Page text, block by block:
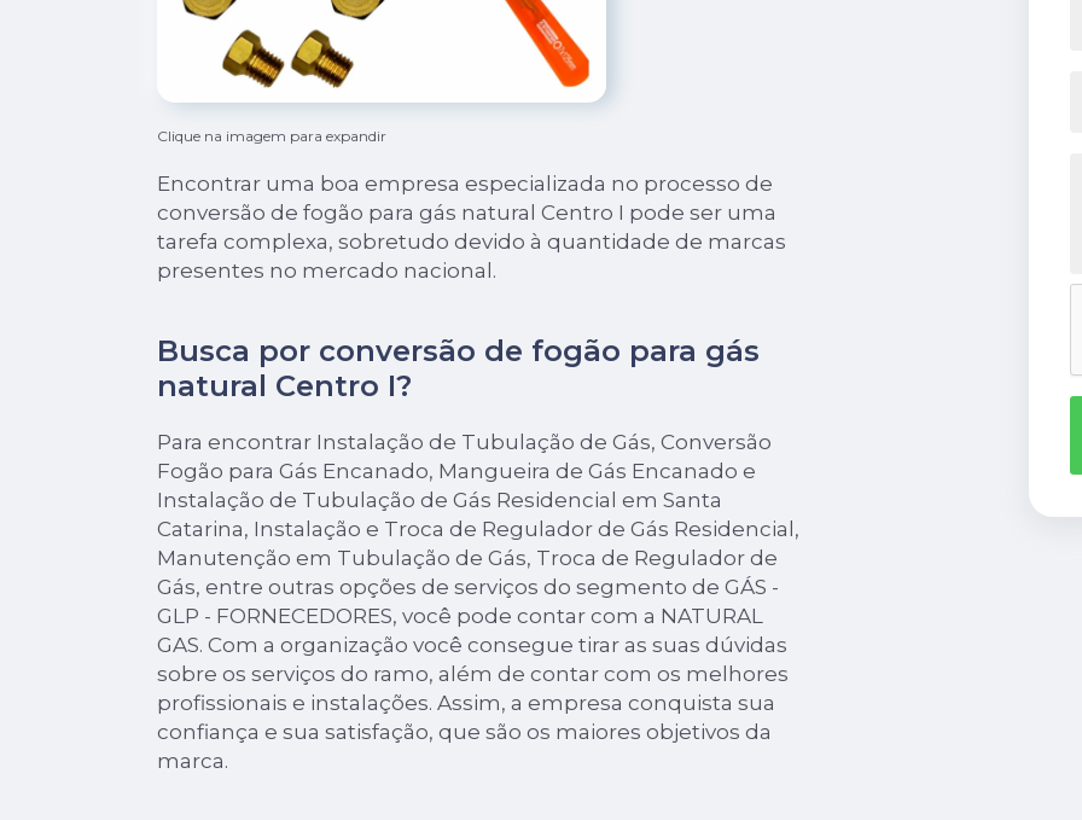
Clique na imagem para expandir
Encontrar uma boa empresa especializada no processo de
conversão de fogão para gás natural Centro I pode ser uma
tarefa complexa, sobretudo devido à quantidade de marcas
presentes no mercado nacional.
Busca por conversão de fogão para gás
natural Centro I?
Para encontrar Instalação de Tubulação de Gás, Conversão
Fogão para Gás Encanado, Mangueira de Gás Encanado e
Instalação de Tubulação de Gás Residencial em Santa
Catarina, Instalação e Troca de Regulador de Gás Residencial,
Manutenção em Tubulação de Gás, Troca de Regulador de
Gás, entre outras opções de serviços do segmento de GÁS -
GLP - FORNECEDORES, você pode contar com a NATURAL
GAS. Com a organização você consegue tirar as suas dúvidas
sobre os serviços do ramo, além de contar com os melhores
profissionais e instalações. Assim, a empresa conquista sua
confiança e sua satisfação, que são os maiores objetivos da
marca.